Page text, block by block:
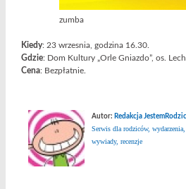
zumba
Kiedy: 23 wrzesnia, godzina 16.30.
Gdzie: Dom Kultury „Orle Gniazdo”, os.
Cena: Bezpłatnie.
Autor: Redakcja
Serwis dla rodziców, wydarzenia,
wywiady, recenzje